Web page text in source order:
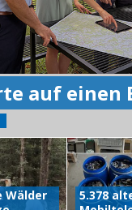
auf einen
Wälder
5.378